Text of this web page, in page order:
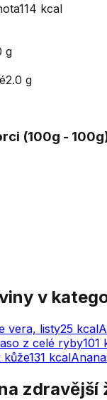
114 kcal
g
2.0 g
(100g - 100g
v
vera, listy25 kcal
z celé ryby101
kůže131 kcal